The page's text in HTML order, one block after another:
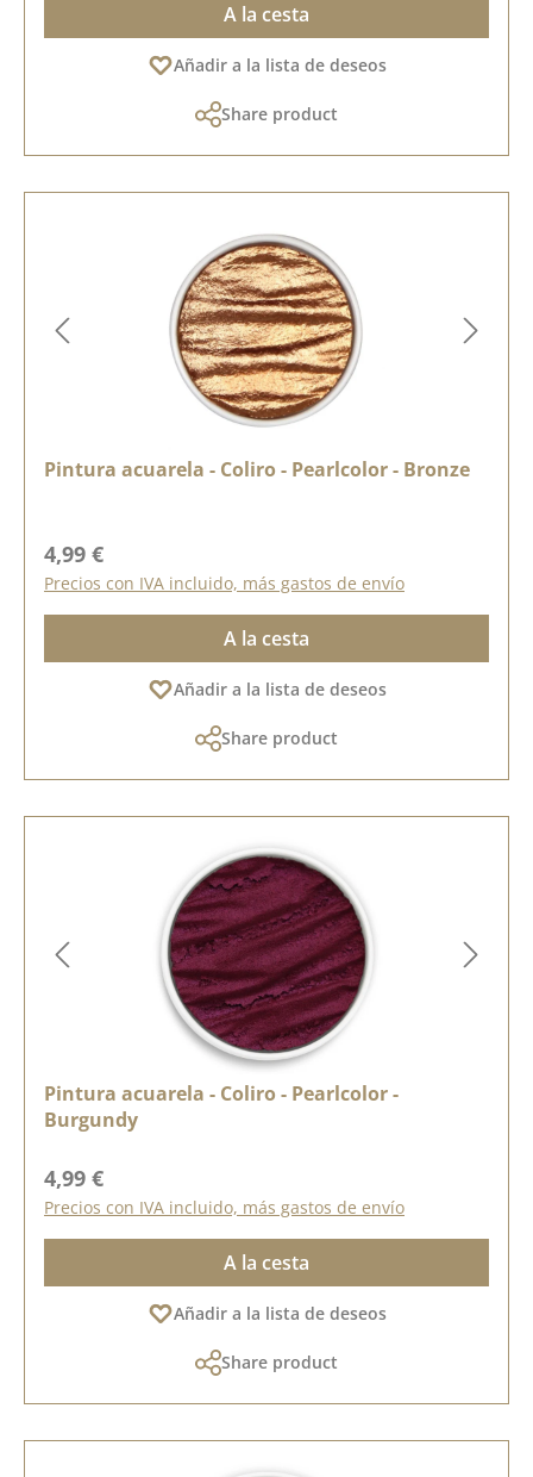
A la cesta
Añadir a la lista de deseos
Share product
Pintura acuarela - Coliro - Pearlcolor - Bronze
Precio normal:
4,99 €
Precios con IVA incluido, más gastos de envío
A la cesta
Añadir a la lista de deseos
Share product
Pintura acuarela - Coliro - Pearlcolor -
Burgundy
Precio normal:
4,99 €
Precios con IVA incluido, más gastos de envío
A la cesta
Añadir a la lista de deseos
Share product